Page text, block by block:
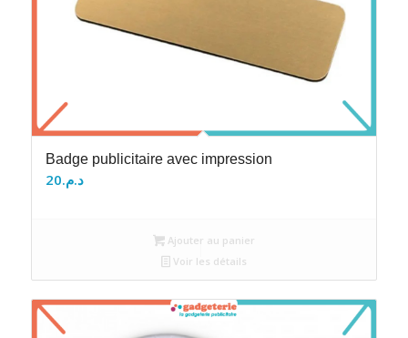
Badge publicitaire avec impression
د.م.20
Ajouter au panier
Voir les détails